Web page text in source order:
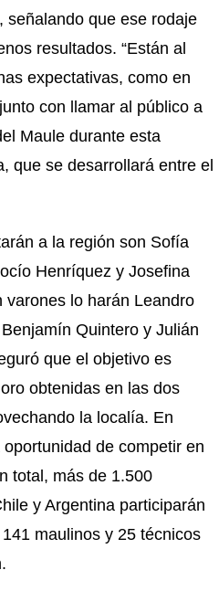
señalando que ese rodaje
resultados. “Están al
expectativas, como en
con llamar al público a
Maule durante esta
que se desarrollará entre el
a la región son Sofía
Henríquez y Josefina
lo harán Leandro
Quintero y Julián
que el objetivo es
obtenidas en las dos
la localía. En
de competir en
total, más de 1.500
y Argentina participarán
maulinos y 25 técnicos